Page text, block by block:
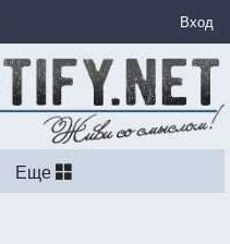
Вход
Еще